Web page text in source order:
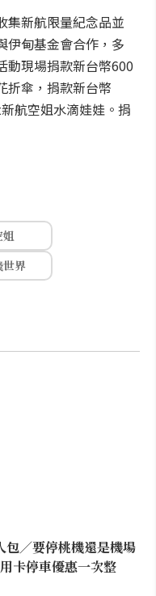
集新航限量紀念品並
伊甸基金會合作，多
動現場捐款新台幣600
折傘，捐款新台幣
航空姐水滴娃娃。捐
世界
／要停桃機還是機場
卡停車優惠一次整